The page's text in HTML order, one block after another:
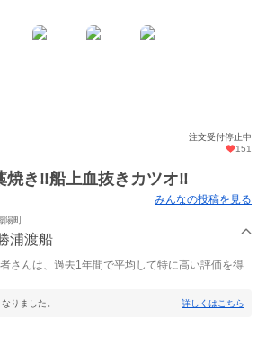
注文受付停止中
151
焼き‼️船上血抜きカツオ‼️
みんなの投稿を見る
陽町
浦渡船
さんは、過去1年間で平均して特に高い評価を得
りました。 詳しくはこちら